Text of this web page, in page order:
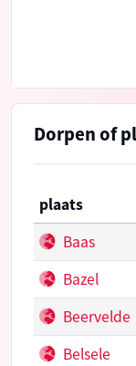
Dorpen of
plaats
Baas
Bazel
Beervelde
Belsele